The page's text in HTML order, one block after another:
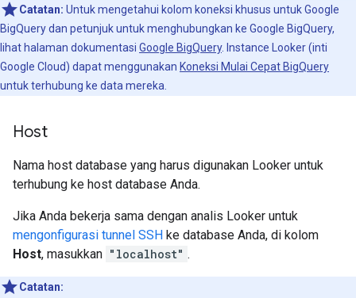
Catatan: Untuk mengetahui kolom koneksi khusus untuk Google
BigQuery dan petunjuk untuk menghubungkan ke Google BigQuery,
lihat halaman dokumentasi Google BigQuery. Instance Looker (inti
Google Cloud) dapat menggunakan Koneksi Mulai Cepat BigQuery
untuk terhubung ke data mereka.
Host
Nama host database yang harus digunakan Looker untuk
terhubung ke host database Anda.
Jika Anda bekerja sama dengan analis Looker untuk
mengonfigurasi tunnel SSH ke database Anda, di kolom
Host, masukkan "localhost" .
Catatan: